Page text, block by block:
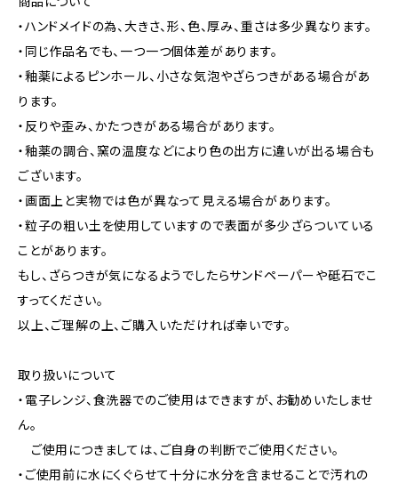
・ハンドメイドの為、大きさ、形、色、厚み、重さは多少異なります。
・同じ作品名でも、一つ一つ個体差があります。
・釉薬によるピンホール、小さな気泡やざらつきがある場合があ
ります。
・反りや歪み、かたつきがある場合があります。
・釉薬の調合、窯の温度などにより色の出方に違いが出る場合も
ございます。
・画面上と実物では色が異なって見える場合があります。
・粒子の粗い土を使用していますので表面が多少ざらついている
ことがあります。
もし、ざらつきが気になるようでしたらサンドペーパーや砥石でこ
すってください。
以上、ご理解の上、ご購入いただければ幸いです。
取り扱いについて
・電子レンジ、食洗器でのご使用はできますが、お勧めいたしませ
ん。
ご使用につきましては、ご自身の判断でご使用ください。
・ご使用前に水にくぐらせて十分に水分を含ませることで汚れの